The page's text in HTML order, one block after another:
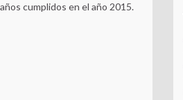
cumplidos en el año 2015.